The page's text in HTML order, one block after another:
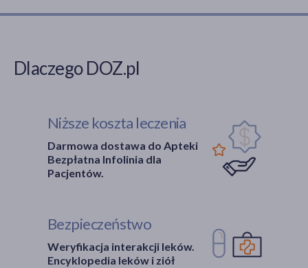
Dlaczego DOZ.pl
Niższe koszta leczenia
Darmowa dostawa do Apteki
Bezpłatna Infolinia dla
Pacjentów.
Bezpieczeństwo
Weryfikacja interakcji leków.
Encyklopedia leków i ziół